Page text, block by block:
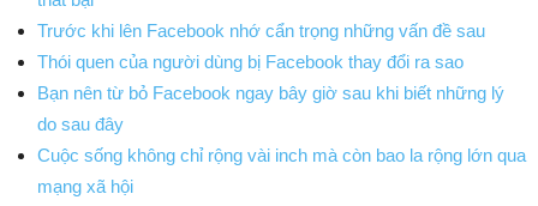
Trước khi lên Facebook nhớ cẩn trọng những vấn đề sau
Thói quen của người dùng bị Facebook thay đổi ra sao
Bạn nên từ bỏ Facebook ngay bây giờ sau khi biết những lý
do sau đây
Cuộc sống không chỉ rộng vài inch mà còn bao la rộng lớn qua
mạng xã hội